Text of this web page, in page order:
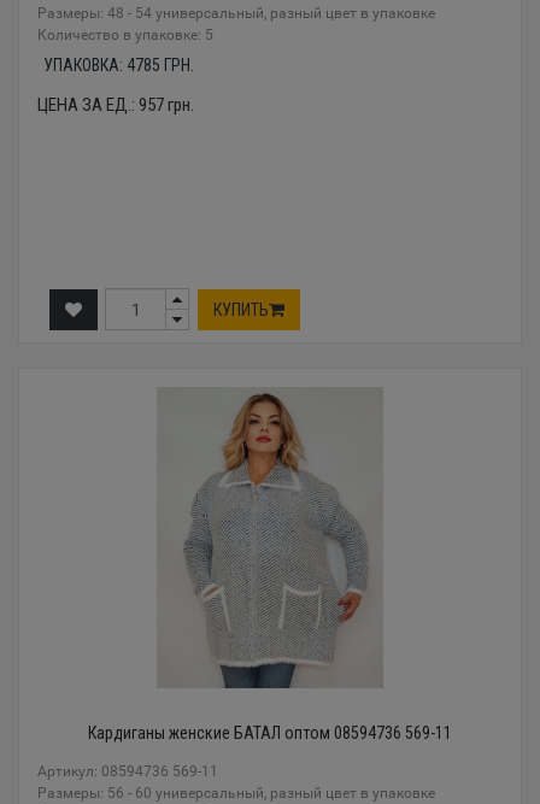
Размеры: 48 - 54 универсальный, разный цвет в упаковке
Количество в упаковке: 5
УПАКОВКА: 4785 ГРН.
ЦЕНА ЗА ЕД.: 957грн.
КУПИТЬ
Кардиганы женские БАТАЛ оптом 08594736 569-11
Артикул: 08594736 569-11
Размеры: 56 - 60 универсальный, разный цвет в упаковке